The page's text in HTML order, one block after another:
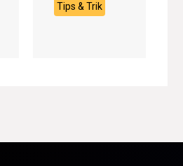
Tips & Trik